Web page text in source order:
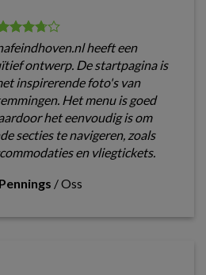
heeft een
ontwerp. De startpagina is
inspirerende foto's van
Het menu is goed
het eenvoudig is om
secties te navigeren, zoals
en vliegtickets.
/Oss